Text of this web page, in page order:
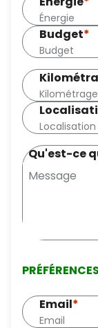
Budget*
Qu'est-ce
Email*